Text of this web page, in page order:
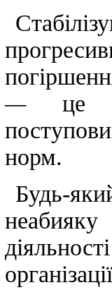
— це
норм.
Будь-